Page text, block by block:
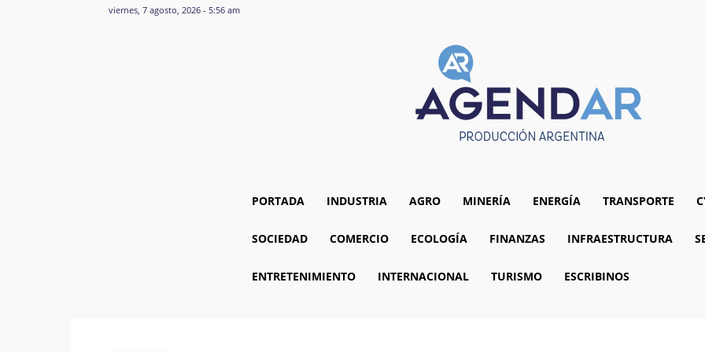
viernes, 7 agosto, 2026 - 5:56 am
PORTADA INDUSTRIA AGRO MINERÍA ENERGÍA TRANSPORTE
SOCIEDAD COMERCIO ECOLOGÍA FINANZAS INFRAESTRUCTURA
ENTRETENIMIENTO INTERNACIONAL TURISMO ESCRIBINOS